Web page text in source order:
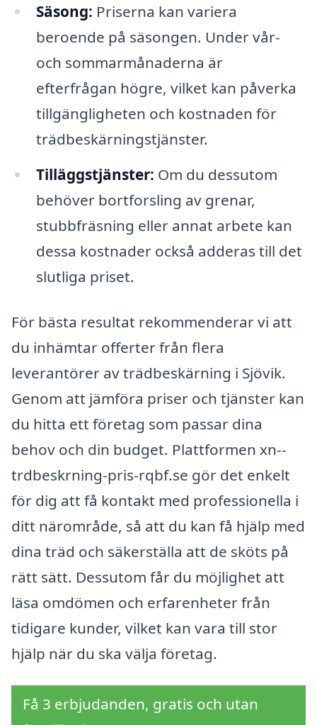
Säsong: Priserna kan variera
beroende på säsongen. Under vår-
och sommarmånaderna är
efterfrågan högre, vilket kan påverka
tillgängligheten och kostnaden för
trädbeskärningstjänster.
Tilläggstjänster: Om du dessutom
behöver bortforsling av grenar,
stubbfräsning eller annat arbete kan
dessa kostnader också adderas till det
slutliga priset.
För bästa resultat rekommenderar vi att
du inhämtar offerter från flera
leverantörer av trädbeskärning i Sjövik.
Genom att jämföra priser och tjänster kan
du hitta ett företag som passar dina
behov och din budget. Plattformen xn--
trdbeskrning-pris-rqbf.se gör det enkelt
för dig att få kontakt med professionella i
ditt närområde, så att du kan få hjälp med
dina träd och säkerställa att de sköts på
rätt sätt. Dessutom får du möjlighet att
läsa omdömen och erfarenheter från
tidigare kunder, vilket kan vara till stor
hjälp när du ska välja företag.
Få 3 erbjudanden, gratis och utan